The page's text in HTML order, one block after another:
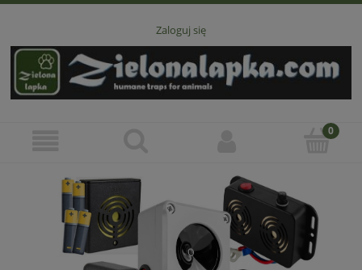
Zaloguj się